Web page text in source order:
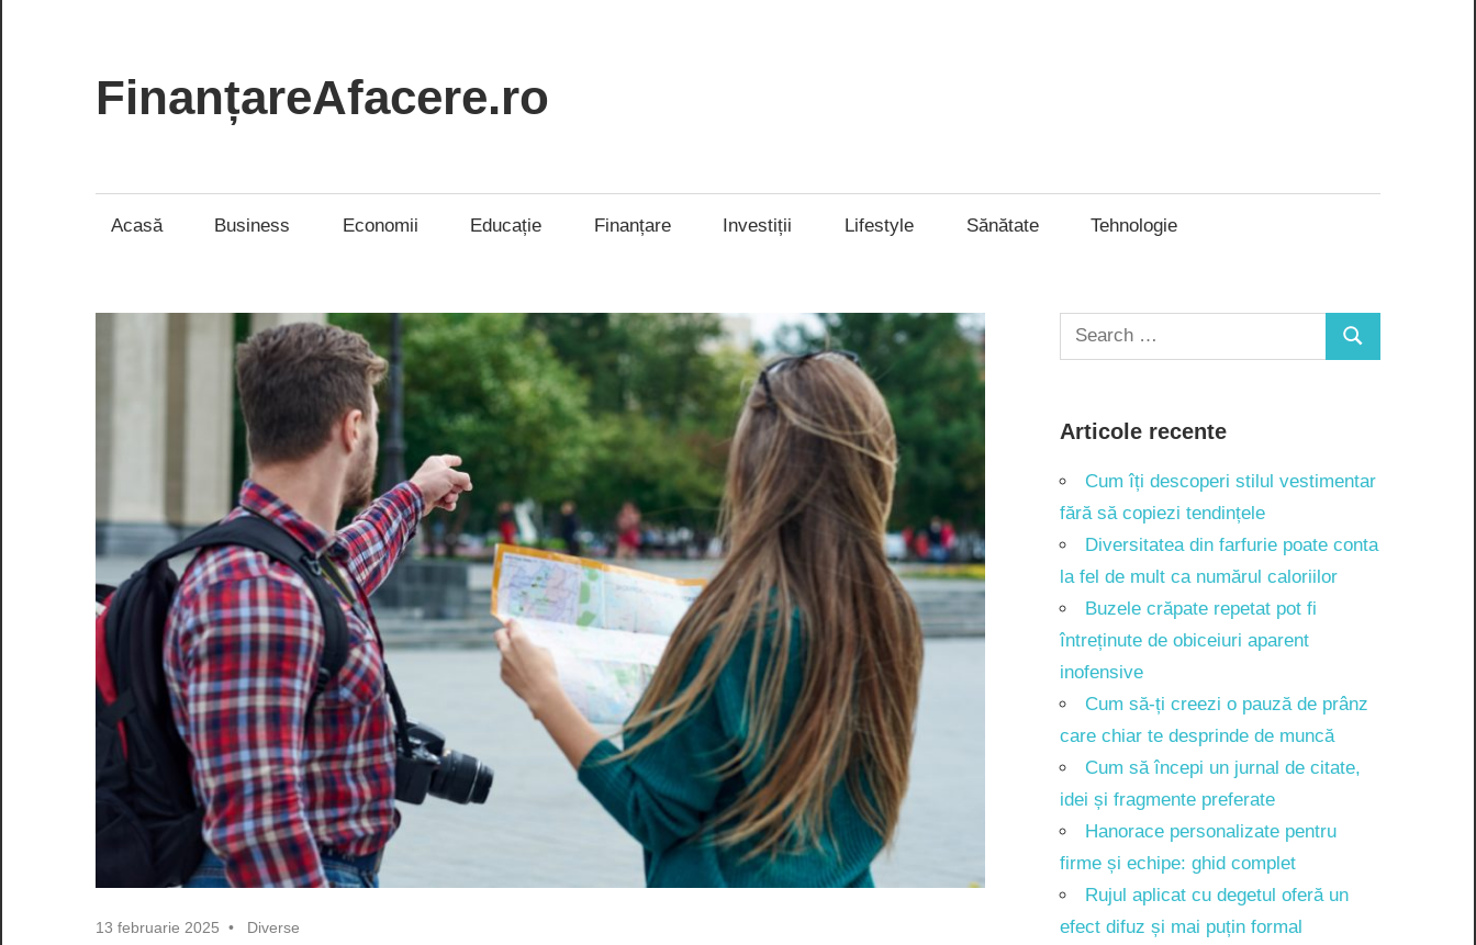
content
FinanțareAfacere.ro
Acasă Business Economii Educație Finanțare Investiții Lifestyle Sănătate Tehnologie
13 februarie 2025 Diverse
Search
for:
Search
Articole recente
Cum îți descoperi stilul vestimentar
fără să copiezi tendințele
Diversitatea din farfurie poate conta
la fel de mult ca numărul caloriilor
Buzele crăpate repetat pot fi
întreținute de obiceiuri aparent
inofensive
Cum să-ți creezi o pauză de prânz
care chiar te desprinde de muncă
Cum să începi un jurnal de citate,
idei și fragmente preferate
Hanorace personalizate pentru
firme și echipe: ghid complet
Rujul aplicat cu degetul oferă un
efect difuz și mai puțin formal